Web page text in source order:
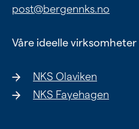
post@bergennks.no
Våre ideelle virksomheter
NKS Olaviken
NKS Fayehagen